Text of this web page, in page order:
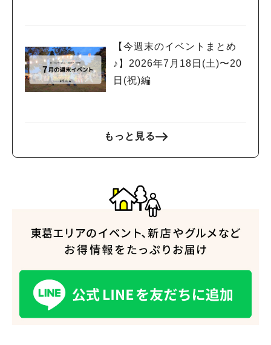
【今週末のイベントまとめ
♪】2026年7月18日(土)〜20
日(祝)編
もっと見る